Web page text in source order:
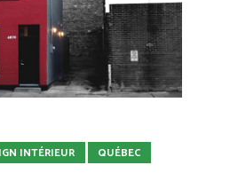
INTÉRIEUR QUÉBEC